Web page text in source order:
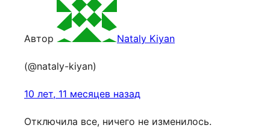
Автор Nataly Kiyan
(@nataly-kiyan)
10 лет, 11 месяцев назад
Отключила все, ничего не изменилось.